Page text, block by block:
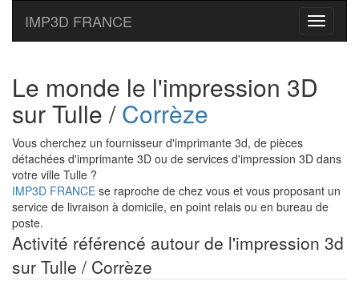
Toggle
IMP3D FRANCE
Le monde le l'impression 3D
sur Tulle /Corrèze
Vous cherchez un fournisseur d'imprimante 3d, de pièces
détachées d'imprimante 3D ou de services d'impression 3D dans
votre ville Tulle ?
IMP3D FRANCE se raproche de chez vous et vous proposant un
service de livraison à domicile, en point relais ou en bureau de
poste.
Activité référencé autour de l'impression 3d
sur Tulle / Corrèze